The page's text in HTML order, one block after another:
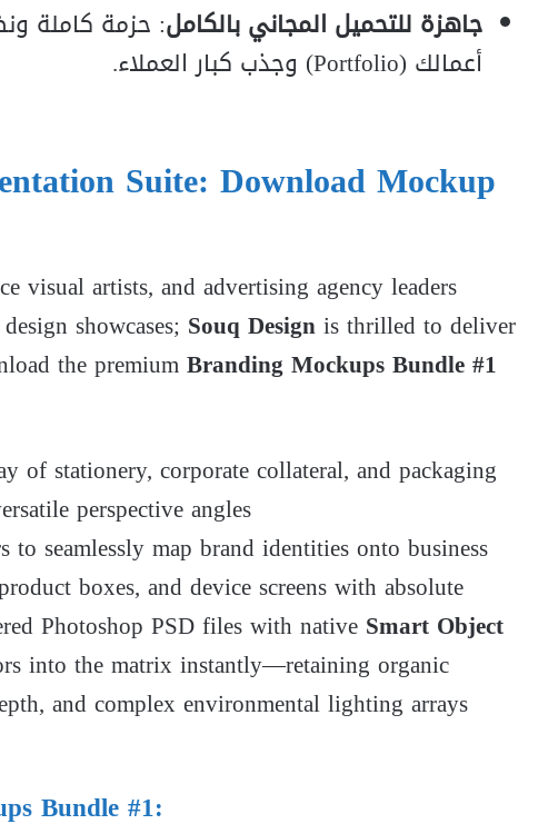
جاهزة للتحميل المجاني بالكامل: حزمة كاملة
أعمالك (
Portfolio ) وجذب كبار العملاء.
Suite: Download Mockup
visual artists, and advertising agency leaders
showcases; Souq Designis thrilled to deliver
the premiumBranding Mockups Bundle #1
of stationery, corporate collateral, and packaging
perspective angles
to seamlessly map brand identities onto business
boxes, and device screens with absolute
Photoshop PSD files with native Smart Object
into the matrix instantly—retaining organic
and complex environmental lighting arrays
Bundle #1: